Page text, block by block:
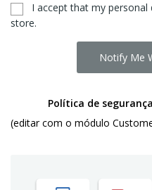
I accept that my personal
store.
Notify Me
Política de segurança
(editar com o módulo